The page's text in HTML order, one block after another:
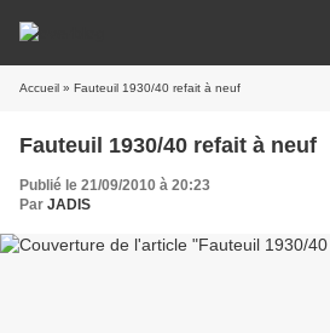
Accueil » Fauteuil 1930/40 refait à neuf
Fauteuil 1930/40 refait à neuf
Publié le 21/09/2010 à 20:23
Par JADIS